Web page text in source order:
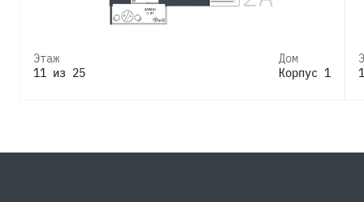
Этаж
11 из 25
Дом
Корпус 1